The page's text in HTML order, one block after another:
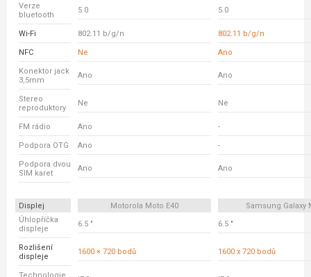
Verze
bluetooth
5.0 5.0
Wi-Fi 802.11 b/g/n 802.11 b/g/n
NFC Ne Ano
Konektor jack
3,5mm
Ano Ano
Stereo
reproduktory
Ne Ne
FM rádio Ano -
Podpora OTG Ano -
Podpora dvou
SIM karet
Ano Ano
Displej Motorola Moto E40
Samsung Galaxy
Úhlopříčka
displeje
6.5 " 6.5 "
Rozlišení
displeje
1600 × 720 bodů 1600 x 720 bodů